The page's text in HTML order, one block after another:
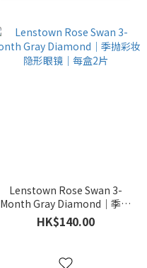
Lenstown Rose Swan 3-
Month Gray Diamond｜季抛
彩妆隐形眼镜｜每盒2片
HK$140.00